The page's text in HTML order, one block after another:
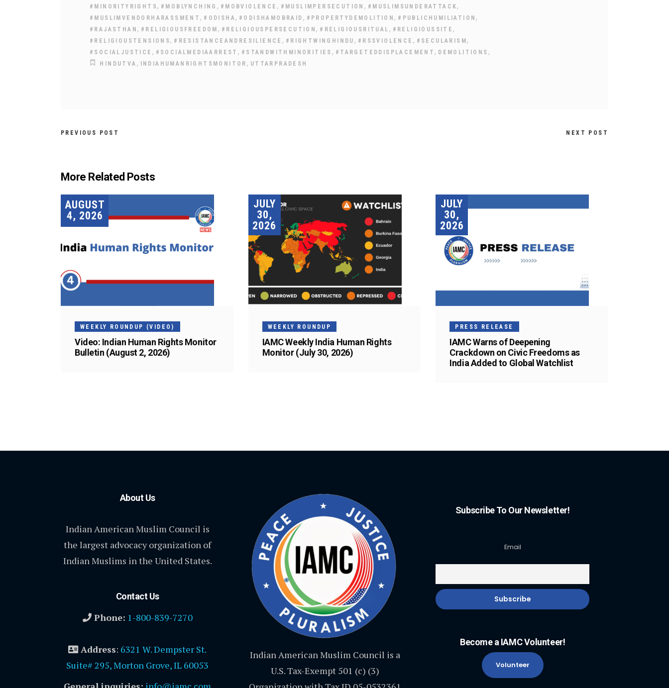
#MINORITYRIGHTS, #MOBLYNCHING , #MOBVIOLENCE , #MUSLIMPERSECUTION , #MUSLIMSUNDERATTACK,
#MUSLIMVENDORHARASSMENT , #ODISHA , #ODISHAMOBRAID , #PROPERTYDEMOLITION , #PUBLICHUMILIATION ,
#RAJASTHAN , #RELIGIOUSFREEDOM , #RELIGIOUSPERSECUTION , #RELIGIOUSRITUAL , #RELIGIOUSSITE ,
#RELIGIOUSTENSIONS, #RESISTANCEANDRESILIENCE , #RIGHTWINGHINDU , #RSSVIOLENCE , #SECULARISM,
#SOCIALJUSTICE , #SOCIALMEDIAARREST , #STANDWITHMINORITIES , #TARGETEDDISPLACEMENT , DEMOLITIONS ,
HINDUTVA , INDIAHUMANRIGHTSMONITOR , UTTARPRADESH
PREVIOUS POST NEXT POST
More Related Posts
AUGUST
4, 2026
WEEKLY ROUNDUP (VIDEO)
Video: Indian Human Rights Monitor
Bulletin (August 2, 2026)
JULY
30,
2026
WEEKLY ROUNDUP
IAMC Weekly India Human Rights
Monitor (July 30, 2026)
JULY
30,
2026
PRESS RELEASE
IAMC Warns of Deepening
Crackdown on Civic Freedoms as
India Added to Global Watchlist
About Us
Indian American Muslim Council is
the largest advocacy organization of
Indian Muslims in the United States.
Contact Us
Phone: 1-800-839-7270
Address: 6321 W. Dempster St.
Suite# 295, Morton Grove, IL 60053
Indian American Muslim Council is a
U.S. Tax-Exempt 501 (c) (3)
Subscribe To Our Newsletter!
Email
Become a IAMC Volunteer!
Volunteer